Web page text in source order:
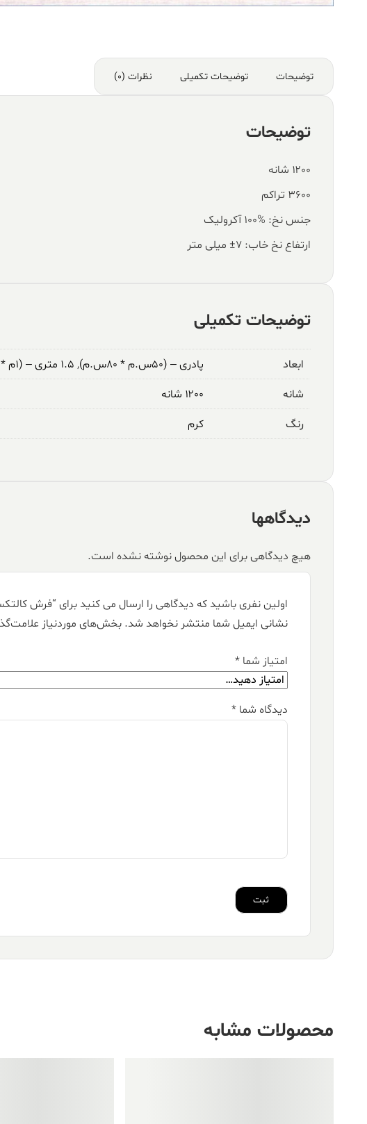
توضیحات توضیحات تکمیلی نظرات (0)
توضیحات
۱۲۰۰ شانه
۳۶۰۰ تراکم
جنس نخ: %100 آکرولیک
ارتفاع نخ خاب: ۷± میلی متر
توضیحات تکمیلی
ابعاد پادری – (۵۰س.م * ۸۰س.م) , ۱.۵ متری – (۱م * ۱.۵م)
شانه
۱۲۰۰ شانه
رنگ
کرم
دیدگاهها
هیچ دیدگاهی برای این محصول نوشته نشده است.
اولین نفری باشید که دیدگاهی را ارسال می کنید برای “فرش کالتکس ۱۲۰۰ شانه طرح آرام
نشانی ایمیل شما منتشر نخواهد شد. بخش‌های موردنیاز
امتیاز شما *
دیدگاه شما *
محصولات مشابه